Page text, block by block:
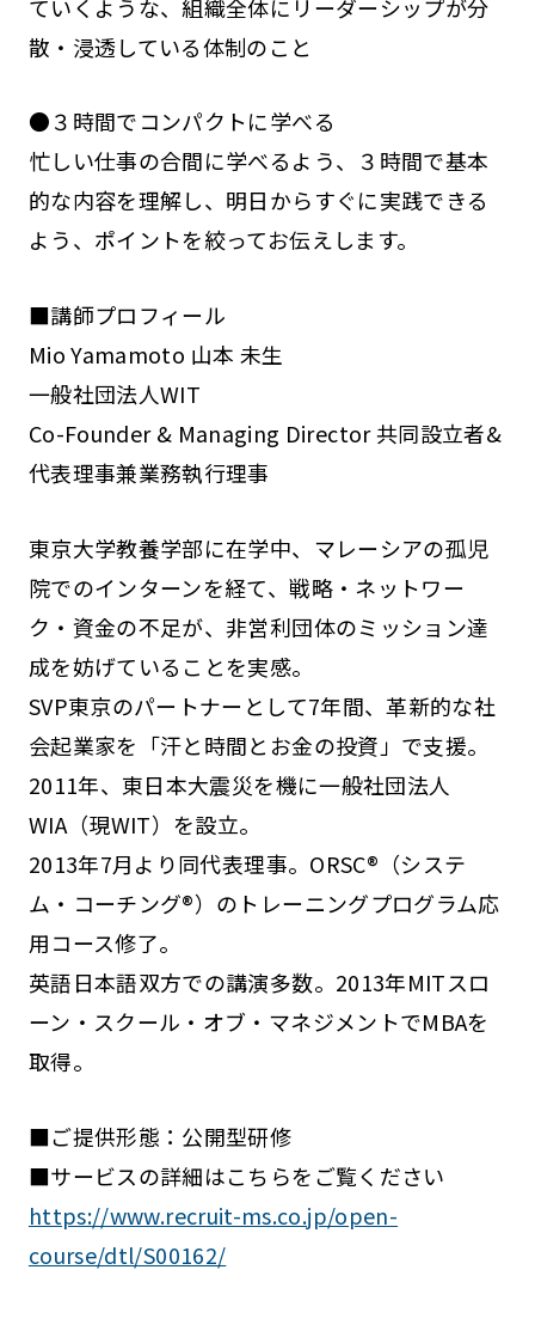
ていくような、組織全体にリーダーシップが分
散・浸透している体制のこと
●３時間でコンパクトに学べる
忙しい仕事の合間に学べるよう、３時間で基本
的な内容を理解し、明日からすぐに実践できる
よう、ポイントを絞ってお伝えします。
■講師プロフィール
Mio Yamamoto 山本 未生
一般社団法人WIT
Co-Founder & Managing Director 共同設立者&
代表理事兼業務執行理事
東京大学教養学部に在学中、マレーシアの孤児
院でのインターンを経て、戦略・ネットワー
ク・資金の不足が、非営利団体のミッション達
成を妨げていることを実感。
SVP東京のパートナーとして7年間、革新的な社
会起業家を「汗と時間とお金の投資」で支援。
2011年、東日本大震災を機に一般社団法人
WIA（現WIT）を設立。
2013年7月より同代表理事。ORSC®（システ
ム・コーチング®）のトレーニングプログラム応
用コース修了。
英語日本語双方での講演多数。2013年MITスロ
ーン・スクール・オブ・マネジメントでMBAを
取得。
■ご提供形態：公開型研修
■サービスの詳細はこちらをご覧ください
https://www.recruit-ms.co.jp/open-
course/dtl/S00162/